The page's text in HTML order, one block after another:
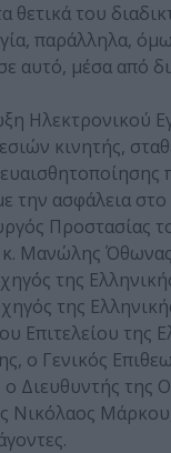
θετικά του
παράλληλα,
αυτό, μέσα από
Ηλεκτρονικού
κινητής,
την ασφάλεια στο
Προστασίας
Μανώλης
της
της
Επιτελείου της
ο Γενικός
Διευθυντής της
Νικόλαος